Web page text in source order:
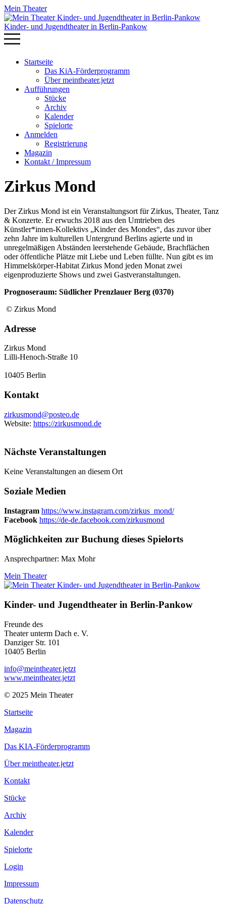
Mein Theater
Kinder- und Jugendtheater in Berlin‑Pankow
Startseite
Das KiA-Förderprogramm
Über meintheater.jetzt
Aufführungen
Stücke
Archiv
Kalender
Spielorte
Anmelden
Registrierung
Magazin
Kontakt / Impressum
Zirkus Mond
Der Zirkus Mond ist ein Veranstaltungsort für Zirkus, Theater, Tanz
& Konzerte. Er erwuchs 2018 aus den Umtrieben des
Künstler*innen-Kollektivs „Kinder des Mondes“, das zuvor über
zehn Jahre im kulturellen Untergrund Berlins agierte und in
unregelmäßigen Abständen leerstehende Gebäude, Brachflächen
oder öffentliche Plätze mit Liebe und Leben füllte. Nun gibt es im
Himmelskörper-Habitat Zirkus Mond jeden Monat zwei
eigenproduzierte Shows und zwei Gastveranstaltungen.
Prognoseraum: Südlicher Prenzlauer Berg (0370)
© Zirkus Mond
Adresse
Zirkus Mond
Lilli-Henoch-Straße 10
10405 Berlin
Kontakt
zirkusmond@posteo.de
Website: https://zirkusmond.de
Nächste Veranstaltungen
Keine Veranstaltungen an diesem Ort
Soziale Medien
Instagram https://www.instagram.com/zirkus_mond/
Facebook https://de-de.facebook.com/zirkusmond
Möglichkeiten zur Buchung dieses Spielorts
Ansprechpartner: Max Mohr
Mein Theater
Kinder- und Jugendtheater in Berlin‑Pankow
Freunde des
Theater unterm Dach e. V.
Danziger Str. 101
10405 Berlin
info@meintheater.jetzt
www.meintheater.jetzt
© 2025 Mein Theater
Startseite
Magazin
Das KIA-Förderprogramm
Über meintheater.jetzt
Kontakt
Stücke
Archiv
Kalender
Spielorte
Login
Impressum
Datenschutz